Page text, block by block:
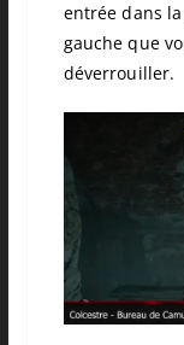
entrée dans
gauche que
déverrouiller.